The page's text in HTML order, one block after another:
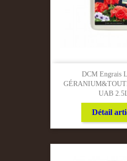
DCM Engrais
UAB
Détail